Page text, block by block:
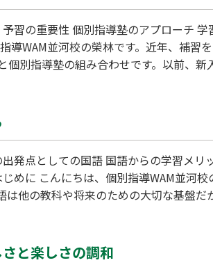
導WAM並河校の榮林です。近年、補
個別指導塾の組み合わせです。以前、
は他の教科や将来のための大切な基盤
と楽しさの調和